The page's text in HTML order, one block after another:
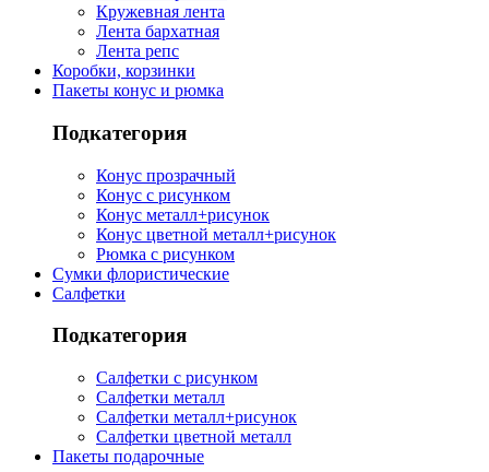
Кружевная лента
Лента бархатная
Лента репс
Коробки, корзинки
Пакеты конус и рюмка
Подкатегория
Конус прозрачный
Конус с рисунком
Конус металл+рисунок
Конус цветной металл+рисунок
Рюмка с рисунком
Сумки флористические
Салфетки
Подкатегория
Салфетки с рисунком
Салфетки металл
Салфетки металл+рисунок
Салфетки цветной металл
Пакеты подарочные